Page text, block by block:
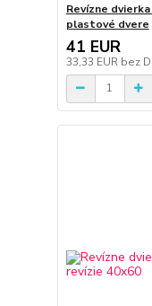
Revízne
plastové dvere
41 EUR
33,33 EUR bez